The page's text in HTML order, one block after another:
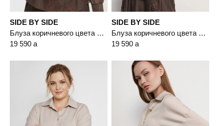
SIDE BY SIDE
Блуза коричневого цвета прямого кроя с узорами
19 590 a
SIDE BY SIDE
Блуза коричневого цвета прямого кроя с узорами
19 590 a